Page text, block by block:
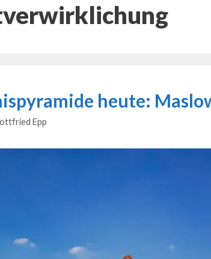
heute:
Epp